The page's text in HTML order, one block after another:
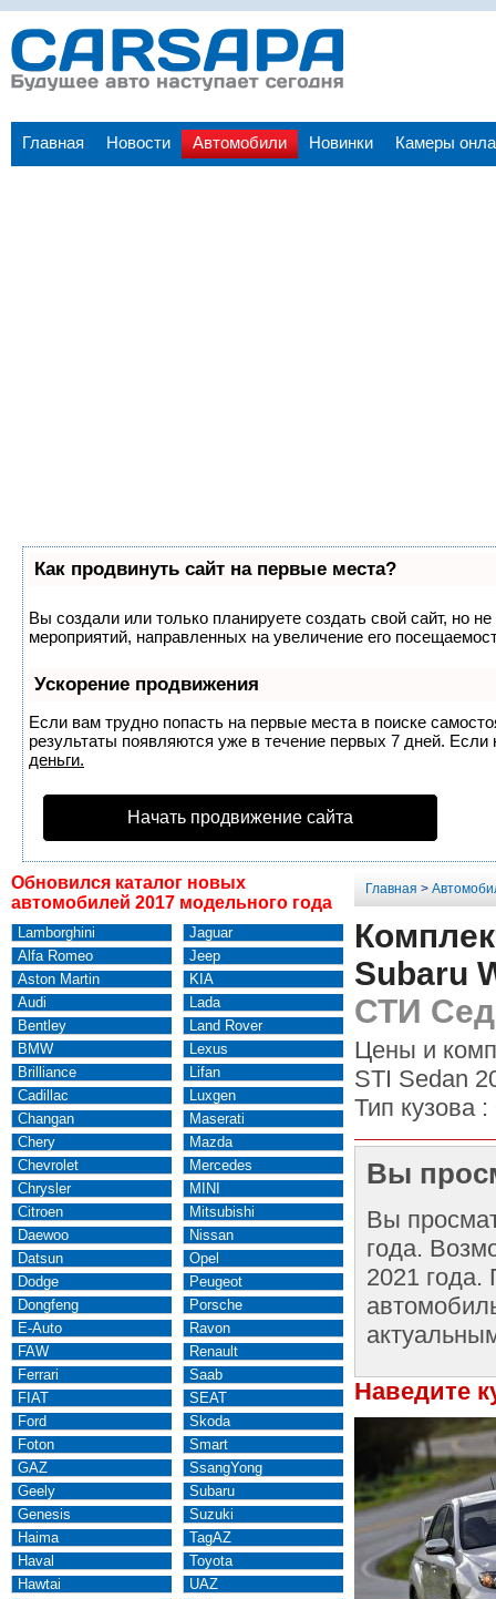
Главная Новости Автомобили Новинки Камеры
Как продвинуть сайт на первые места?
Вы создали или только планируете создать свой сайт, но
мероприятий, направленных на увеличение его
Ускорение продвижения
Если вам трудно попасть на первые места в поиске
результаты появляются уже в течение первых 7 дней.
деньги.
Начать продвижение сайта
Обновился каталог новых
автомобилей 2017 модельного года
Lamborghini
Alfa Romeo
Aston Martin
Audi
Bentley
BMW
Brilliance
Cadillac
Changan
Chery
Chevrolet
Chrysler
Citroen
Daewoo
Datsun
Dodge
Dongfeng
E-Auto
FAW
Ferrari
FIAT
Ford
Foton
GAZ
Geely
Genesis
Haima
Haval
Hawtai
Jaguar
Jeep
KIA
Lada
Land Rover
Lexus
Lifan
Luxgen
Maserati
Mazda
Mercedes
MINI
Mitsubishi
Nissan
Opel
Peugeot
Porsche
Ravon
Renault
Saab
SEAT
Skoda
Smart
SsangYong
Subaru
Suzuki
TagAZ
Toyota
UAZ
Главная >
Subaru
СТИ
Цены и
STI Sedan
Тип кузова :
Вы
Вы
года.
2021 года.
Наведите